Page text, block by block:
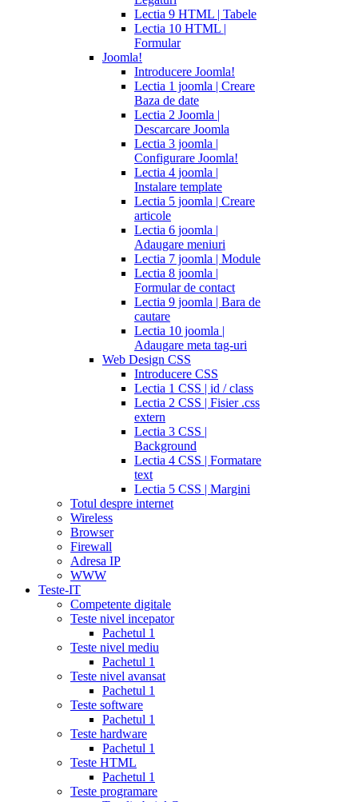
Lectia 9 HTML | Tabele
Lectia 10 HTML |
Formular
Joomla!
Introducere Joomla!
Lectia 1 joomla | Creare
Baza de date
Lectia 2 Joomla |
Descarcare Joomla
Lectia 3 joomla |
Configurare Joomla!
Lectia 4 joomla |
Instalare template
Lectia 5 joomla | Creare
articole
Lectia 6 joomla |
Adaugare meniuri
Lectia 7 joomla | Module
Lectia 8 joomla |
Formular de contact
Lectia 9 joomla | Bara de
cautare
Lectia 10 joomla |
Adaugare meta tag-uri
Web Design CSS
Introducere CSS
Lectia 1 CSS | id / class
Lectia 2 CSS | Fisier .css
extern
Lectia 3 CSS |
Background
Lectia 4 CSS | Formatare
text
Lectia 5 CSS | Margini
Totul despre internet
Wireless
Browser
Firewall
Adresa IP
WWW
Teste-IT
Competente digitale
Teste nivel incepator
Pachetul 1
Teste nivel mediu
Pachetul 1
Teste nivel avansat
Pachetul 1
Teste software
Pachetul 1
Teste hardware
Pachetul 1
Teste HTML
Pachetul 1
Teste programare